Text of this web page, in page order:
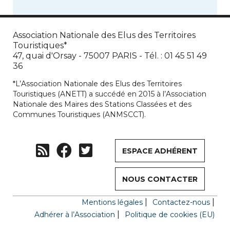
Association Nationale des Elus des Territoires
Touristiques*
47, quai d'Orsay - 75007 PARIS - Tél. : 01 45 51 49
36
*L’Association Nationale des Elus des Territoires
Touristiques (ANETT) a succédé en 2015 à l’Association
Nationale des Maires des Stations Classées et des
Communes Touristiques (ANMSCCT).
ESPACE ADHÉRENT
NOUS CONTACTER
Mentions légales
Contactez-nous
Adhérer à l’Association
Politique de cookies (EU)